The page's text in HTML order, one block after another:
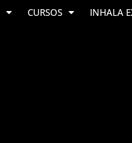
CURSOS INHALA